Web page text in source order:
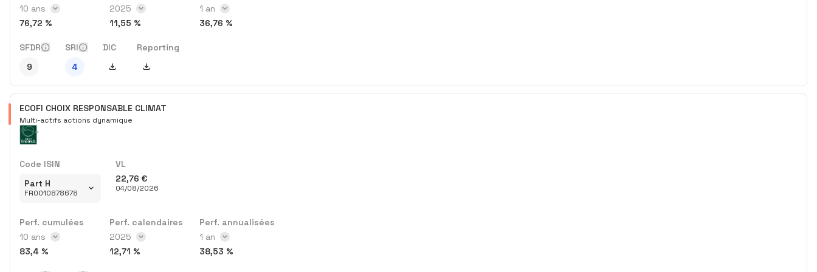
Intervalle des perf. cumulées
10 ans
76,72 %
Année des perf. calendaires
2025
11,55 %
Intervalle des perf. annualisées
1 an
36,76 %
SFDR
9
SRI
4
DIC
Télécharger DIC
Reporting
Télécharger Reporting
ECOFI CHOIX RESPONSABLE CLIMAT
Multi-actifs actions dynamique
Code ISIN
Part H
FR0010878678
VL
22,76 €
04/08/2026
Perf. cumulées
Intervalle des perf. cumulées
10 ans
83,4 %
Perf. calendaires
Année des perf. calendaires
2025
12,71 %
Perf. annualisées
Intervalle des perf. annualisées
1 an
38,53 %